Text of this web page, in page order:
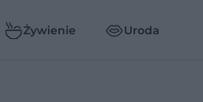
Żywienie Uroda